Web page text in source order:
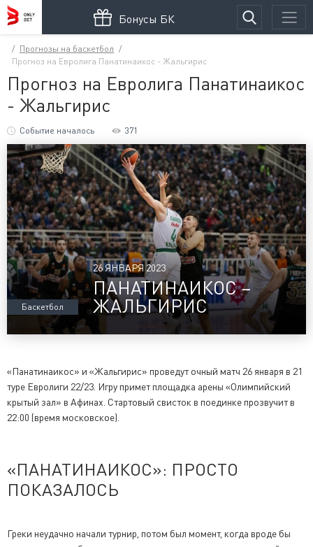
Бонусы БК
Прогнозы на баскетбол
Прогноз на Евролига Панатинаикос - Жальгирис
Прогноз на Евролига Панатинаикос
- Жальгирис
Событие началось 371
Баскетбол
26 ЯНВАРЯ 2023
ПАНАТИНАИКОС –
ЖАЛЬГИРИС
«Панатинаикос» и «Жальгирис» проведут очный матч 26 января в 21
туре Евролиги 22/23. Игру примет площадка арены «Олимпийский
крытый зал» в Афинах. Стартовый свисток в поединке прозвучит в
22:00 (время московское).
«ПАНАТИНАИКОС»: ПРОСТО
ПОКАЗАЛОСЬ
Греки неудачно начали турнир, потом был момент, когда вроде бы